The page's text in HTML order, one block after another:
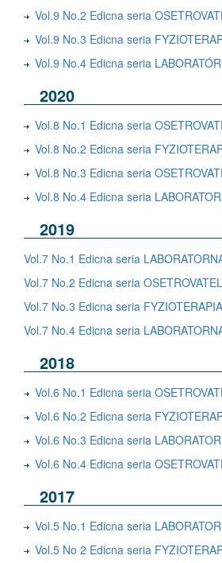
Vol.9 No.2 Edicna seria
Vol.9 No.3 Edicna seria
Vol.9 No.4 Edicna seria
2020
Vol.8 No.1 Edicna seria
Vol.8 No.2 Edicna seria
Vol.8 No.3 Edicna seria
Vol.8 No.4 Edicna seria
2019
Vol.7 No.1 Edicna seria
Vol.7 No.2 Edicna seria
Vol.7 No.3 Edicna seria FYZIOTERAPIA
Vol.7 No.4 Edicna seria
2018
Vol.6 No.1 Edicna seria
Vol.6 No.2 Edicna seria
Vol.6 No.3 Edicna seria
Vol.6 No.4 Edicna seria
2017
Vol.5 No.1 Edicna seria
Vol.5 No 2 Edicna seria